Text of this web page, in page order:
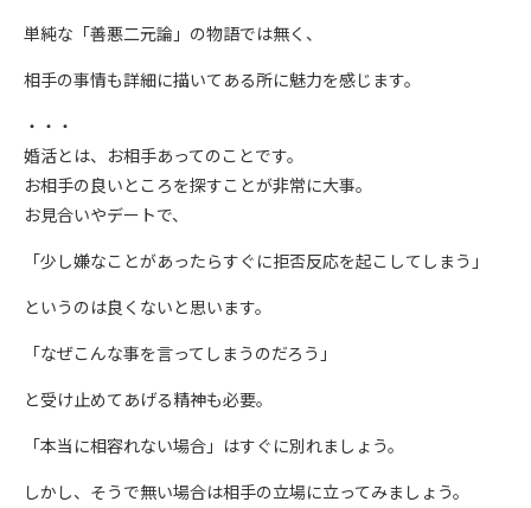
単純な「善悪二元論」の物語では無く、
相手の事情も詳細に描いてある所に魅力を感じます。
・・・
婚活とは、お相手あってのことです。
お相手の良いところを探すことが非常に大事。
お見合いやデートで、
「少し嫌なことがあったらすぐに拒否反応を起こしてしまう」
というのは良くないと思います。
「なぜこんな事を言ってしまうのだろう」
と受け止めてあげる精神も必要。
「本当に相容れない場合」はすぐに別れましょう。
しかし、そうで無い場合は相手の立場に立ってみましょう。